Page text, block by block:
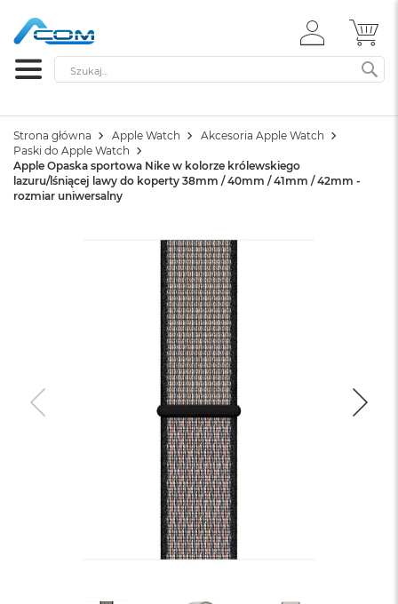
ZALOGUJ
SIĘ
Szukaj
Strona główna Apple Watch
Akcesoria Apple Watch
Paski do Apple Watch
Apple Opaska sportowa Nike w kolorze królewskiego
lazuru/lśniącej lawy do koperty 38mm / 40mm / 41mm / 42mm -
rozmiar uniwersalny